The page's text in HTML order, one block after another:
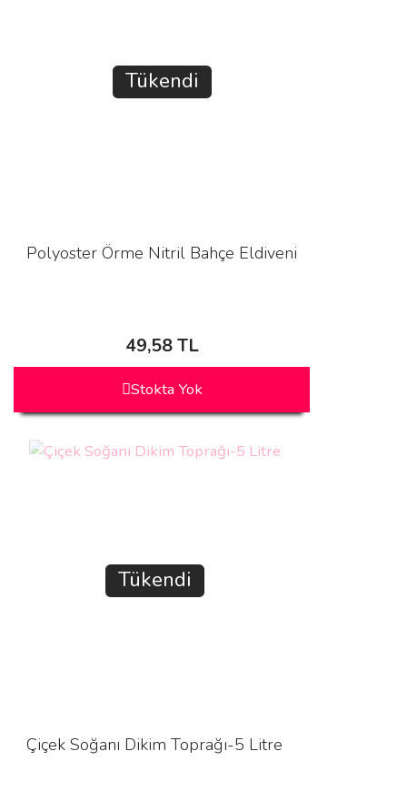
Tükendi
Polyoster Örme Nitril Bahçe Eldiveni
49,58 TL
Stokta Yok
Tükendi
Çiçek Soğanı Dikim Toprağı-5 Litre